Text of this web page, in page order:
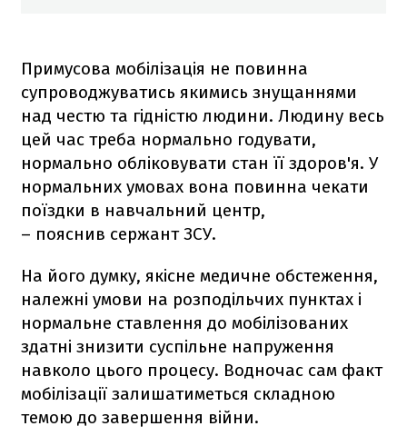
Примусова мобілізація не повинна
супроводжуватись якимись знущаннями
над честю та гідністю людини. Людину весь
цей час треба нормально годувати,
нормально обліковувати стан її здоров'я. У
нормальних умовах вона повинна чекати
поїздки в навчальний центр,
– пояснив сержант ЗСУ.
На його думку, якісне медичне обстеження,
належні умови на розподільчих пунктах і
нормальне ставлення до мобілізованих
здатні знизити суспільне напруження
навколо цього процесу. Водночас сам факт
мобілізації залишатиметься складною
темою до завершення війни.